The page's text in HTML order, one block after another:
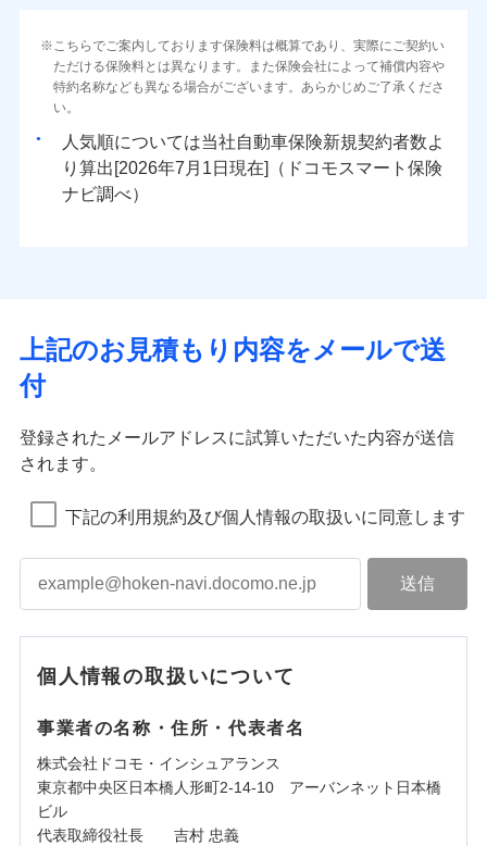
こちらでご案内しております保険料は概算であり、実際にご契約い
ただける保険料とは異なります。また保険会社によって補償内容や
特約名称なども異なる場合がございます。あらかじめご了承くださ
い。
人気順については当社
新規契約者数よ
り算出[
年 月
日現在]（ドコモスマート保険
ナビ調べ）
上記のお見積もり内容をメールで送
付
登録されたメールアドレスに試算いただいた内容が送信
されます。
下記の利用規約及び個人情報の取扱いに同意します
個人情報の取扱いについて
事業者の名称・住所・代表者名
株式会社ドコモ・インシュアランス
東京都中央区日本橋人形町2-14-10 アーバンネット日本橋
ビル
代表取締役社長 吉村 忠義